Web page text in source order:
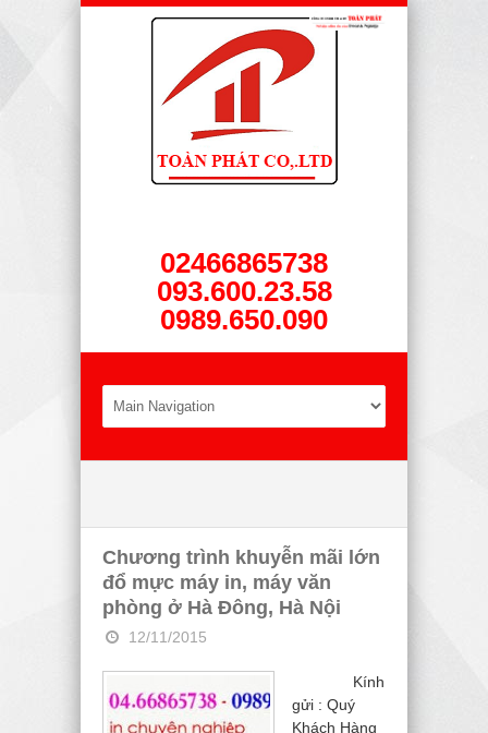
02466865738
093.600.23.58
0989.650.090
Chương trình khuyễn mãi lớn
đổ mực máy in, máy văn
phòng ở Hà Đông, Hà Nội
12/11/2015
Kính
gửi : Quý
Khách Hàng